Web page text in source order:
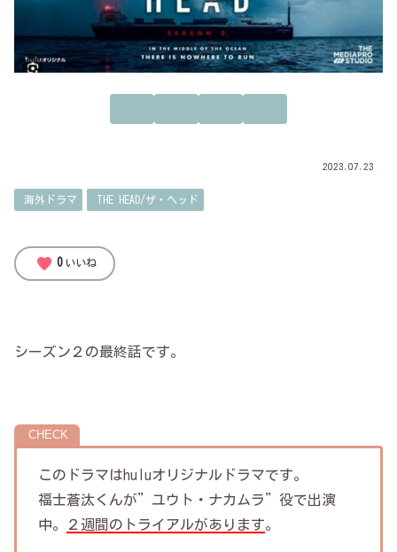
2023.07.23
海外ドラマ THE HEAD/ザ・ヘッド
favorite 0 いいね
シーズン２の最終話です。
このドラマはhuluオリジナルドラマです。
福士蒼汰くんが”ユウト・ナカムラ”役で出演
中。
２週間のトライアルがあります。